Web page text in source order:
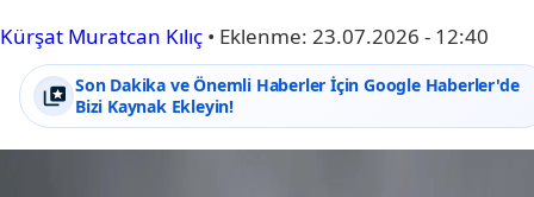
Kürşat Muratcan Kılıç • Eklenme: 23.07.2026 - 12:40
Son Dakika ve Önemli Haberler İçin Google Haberler'de
Bizi Kaynak Ekleyin!